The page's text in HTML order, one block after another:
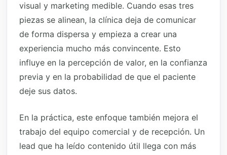
visual y marketing medible. Cuando esas tres
piezas se alinean, la clínica deja de comunicar
de forma dispersa y empieza a crear una
experiencia mucho más convincente. Esto
influye en la percepción de valor, en la confianza
previa y en la probabilidad de que el paciente
deje sus datos.
En la práctica, este enfoque también mejora el
trabajo del equipo comercial y de recepción. Un
lead que ha leído contenido útil llega con más